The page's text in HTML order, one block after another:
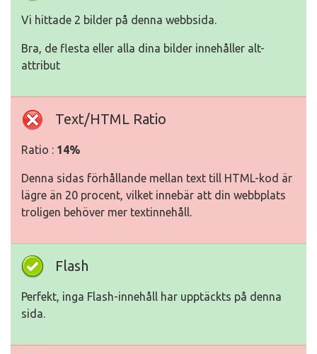
Vi hittade 2 bilder på denna webbsida.
Bra, de flesta eller alla dina bilder innehåller alt-
attribut
Text/HTML Ratio
Ratio : 14%
Denna sidas förhållande mellan text till HTML-kod är
lägre än 20 procent, vilket innebär att din webbplats
troligen behöver mer textinnehåll.
Flash
Perfekt, inga Flash-innehåll har upptäckts på denna
sida.